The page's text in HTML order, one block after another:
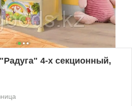
4-х секционный,